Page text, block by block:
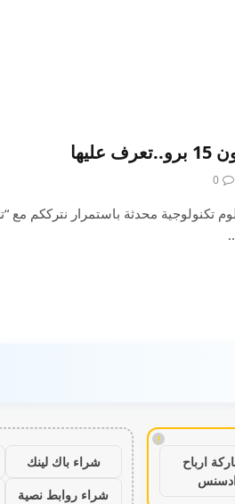
0
تكنولوجية محدثة باستمرار نترككم مع
!
ارباح
ادسنس
شراء باك لينك
شراء روابط نصية